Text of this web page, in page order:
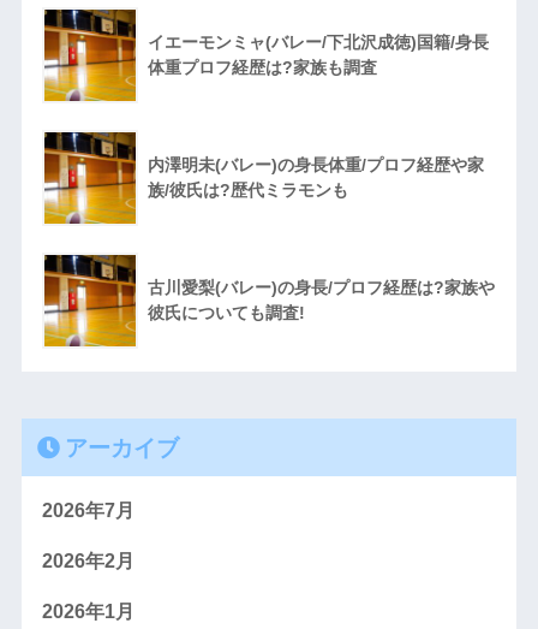
イエーモンミャ(バレー/下北沢成徳)国籍/身長
体重プロフ経歴は?家族も調査
内澤明未(バレー)の身長体重/プロフ経歴や家
族/彼氏は?歴代ミラモンも
古川愛梨(バレー)の身長/プロフ経歴は?家族や
彼氏についても調査!
アーカイブ
2026年7月
2026年2月
2026年1月